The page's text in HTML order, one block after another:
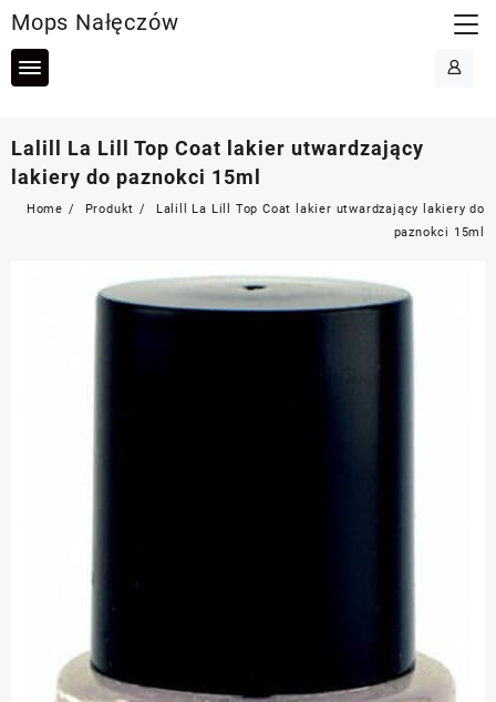
to
content
Mops Nałęczów
Lalill La Lill Top Coat lakier utwardzający
lakiery do paznokci 15ml
Home Produkt
Lalill La Lill Top Coat lakier utwardzający lakiery do
paznokci 15ml